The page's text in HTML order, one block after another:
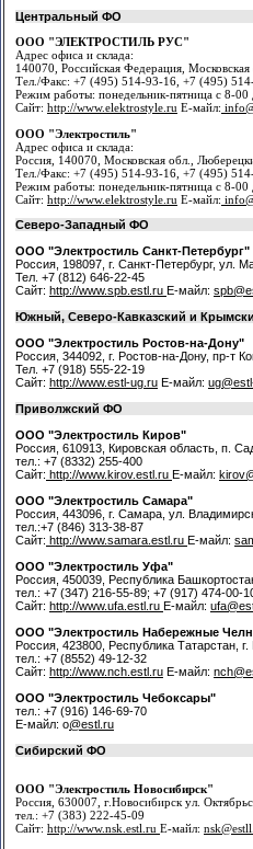
Центральный ФО
ООО "ЭЛЕКТРОСТИЛЬ РУС"
Адрес офиса и склада:
140070, Российская Федерация,
Тел./Факс: +7 (495) 514-93-16, +7 (495)
Режим работы: понедельник-пятница с 8-
Сайт: http://www.elektrostyle.ru Е-майл:
ООО "Электростиль"
Адрес офиса и склада:
Россия, 140070, Московская обл.,
Тел./Факс: +7 (495) 514-93-16, +7 (495)
Режим работы: понедельник-пятница с 8-
Сайт: http://www.elektrostyle.ru Е-майл:
Северо-Западный ФО
ООО "Электростиль Санкт-Петербург"
Россия, 198097, г. Санкт-Петербург, ул.
Тел. +7 (812) 646-22-45
Сайт: http://www.spb.estl.ru Е-майл:
Южный, Северо-Кавказский и
ООО "Электростиль Ростов-на-Дону"
Россия, 344092, г. Ростов-на-Дону, пр-т
Тел. +7 (918) 555-22-19
Сайт: http://www.estl-ug.ru Е-майл:
Приволжский ФО
ООО "Электростиль Киров"
Россия, 610913, Кировская область, п.
тел.: +7 (8332) 255-400
Сайт: http://www.kirov.estl.ru Е-майл:
ООО "Электростиль Самара"
Россия, 443096, г. Самара, ул.
тел.:+7 (846) 313-38-87
Сайт: http://www.samara.estl.ru Е-майл:
ООО "Электростиль Уфа"
Россия, 450039, Республика
тел.: +7 (347) 216-55-89; +7 (917) 474-00-
Сайт: http://www.ufa.estl.ru Е-майл:
ООО "Электростиль Набережные
Россия, 423800, Республика Татарстан,
тел.: +7 (8552) 49-12-32
Сайт: http://www.nch.estl.ru Е-майл:
ООО "Электростиль Чебоксары"
тел.: +7 (916) 146-69-70
Е-майл: o@estl.ru
Сибирский ФО
ООО "Электростиль Новосибирск"
Россия, 630007, г.Новосибирск ул.
тел.: +7 (383) 222-45-09
Сайт: http://www.nsk.estl.ru Е-майл: